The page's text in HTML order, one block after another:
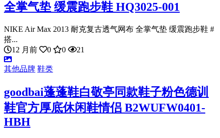
全掌气垫 缓震跑步鞋 HQ3025-001
NIKE Air Max 2013 耐克复古透气网布 全掌气垫 缓震跑步鞋 #
搭...
12 月前
0 0 21
其他品牌 鞋类
goodbai蓬蓬鞋白敬亭同款鞋子粉色德训
鞋官方厚底休闲鞋情侣 B2WUFW0401-
HBH